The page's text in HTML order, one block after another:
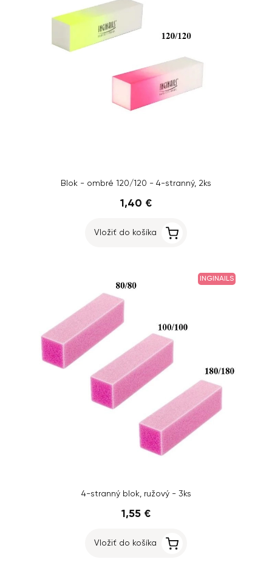
Blok - ombré 120/120 - 4-stranný, 2ks
1,40 €
Vložiť do košíka
INGINAILS
4-stranný blok, ružový - 3ks
1,55 €
Vložiť do košíka